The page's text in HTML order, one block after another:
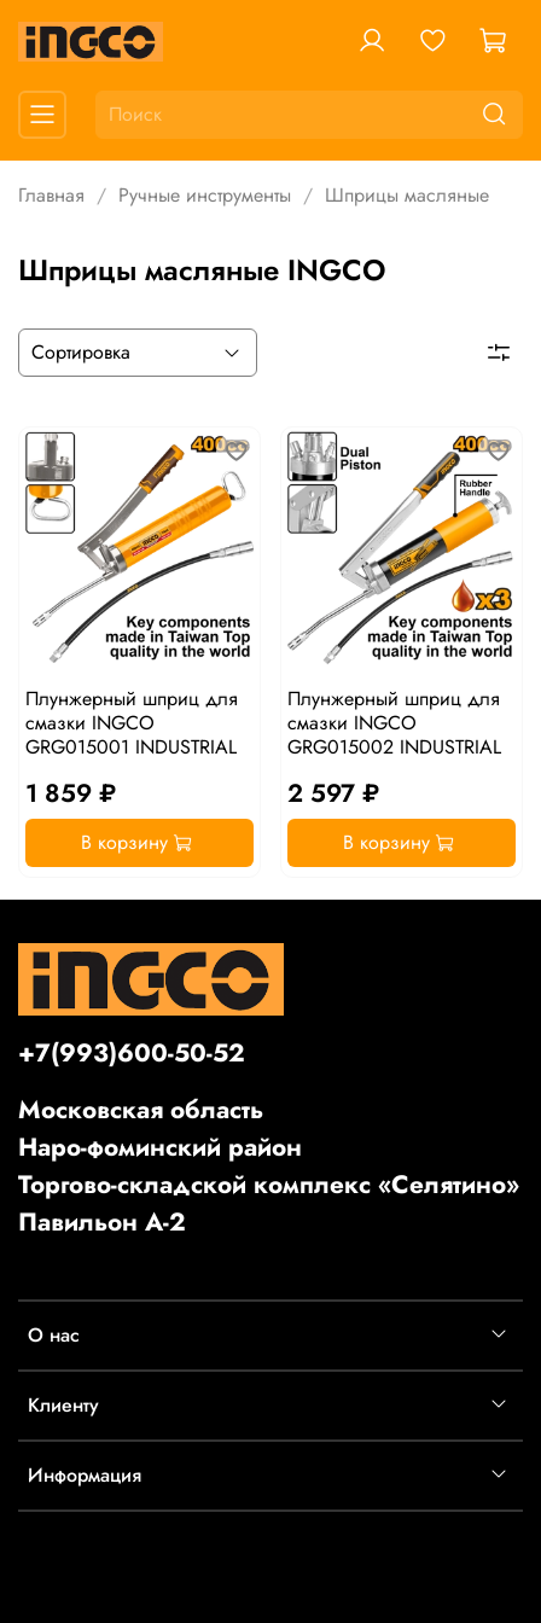
Главная Ручные инструменты Шприцы масляные
Шприцы масляные INGCO
Плунжерный шприц для
смазки INGCO
GRG015001 INDUSTRIAL
1 859 ₽
В корзину
Плунжерный шприц для
смазки INGCO
GRG015002 INDUSTRIAL
2 597 ₽
В корзину
О нас
Клиенту
Информация
+7(993)600-50-52
Московская область
Наро-фоминский район
Торгово-складской комплекс «Селятино»
Павильон А-2